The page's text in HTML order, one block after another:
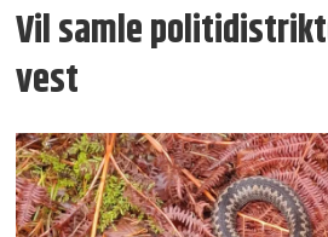
Vil samle
vest